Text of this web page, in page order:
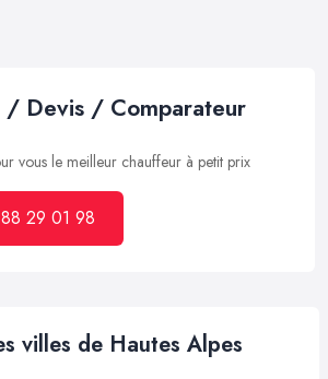
/ Devis / Comparateur
vous le meilleur chauffeur à petit prix
29 01 98
villes de Hautes Alpes